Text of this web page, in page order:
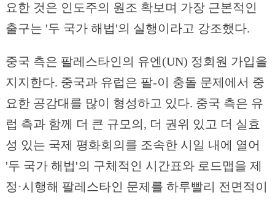
요한 것은 인도주의 원조 확보며 가장 근본적인
출구는 '두 국가 해법'의 실행이라고 강조했다.
중국 측은 팔레스타인의 유엔(UN) 정회원 가입을
지지한다. 중국과 유럽은 팔-이 충돌 문제에서 중
요한 공감대를 많이 형성하고 있다. 중국 측은 유
럽 측과 함께 더 큰 규모의, 더 권위 있고 더 실효
성 있는 국제 평화회의를 조속한 시일 내에 열어
'두 국가 해법'의 구체적인 시간표와 로드맵을 제
정·시행해 팔레스타인 문제를 하루빨리 전면적이